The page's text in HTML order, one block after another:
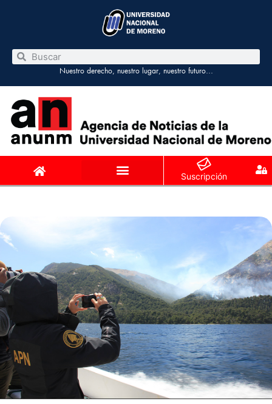
Nuestro derecho, nuestro lugar, nuestro futuro…
Suscripción